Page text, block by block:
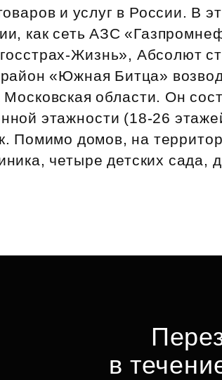
и услуг в России. В
как сеть АЗС
Абсолют
«Южная Битца»
области. Он
этажности (18‑26
Помимо домов, на
четыре детских сада,
в